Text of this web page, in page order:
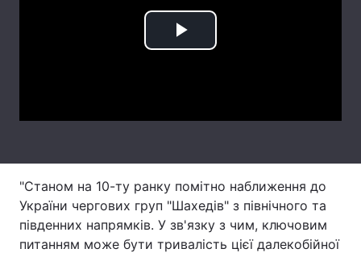
Play
"Станом на 10-ту ранку помітно наближення до
України чергових груп "Шахедів" з північного та
південних напрямків. У зв'язку з чим, ключовим
питанням може бути тривалість цієї далекобійної